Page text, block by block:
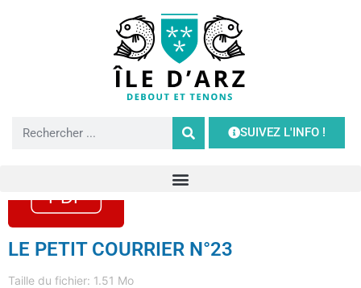
SUIVEZ L'INFO !
LE PETIT COURRIER N°23
Taille du fichier: 1.51 Mo